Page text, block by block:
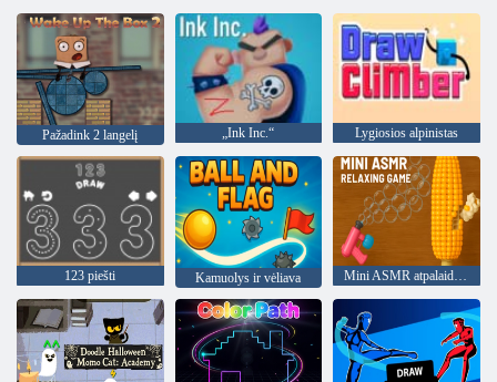
Pažadink 2 langelį „Ink Inc.“ Lygiosios alpinistas
123 piešti Kamuolys ir vėliava Mini ASMR atpalaiduojantis žaidimas